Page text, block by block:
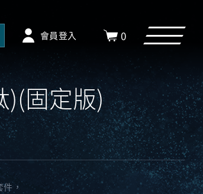
會員登入 0
)(固定版)
，